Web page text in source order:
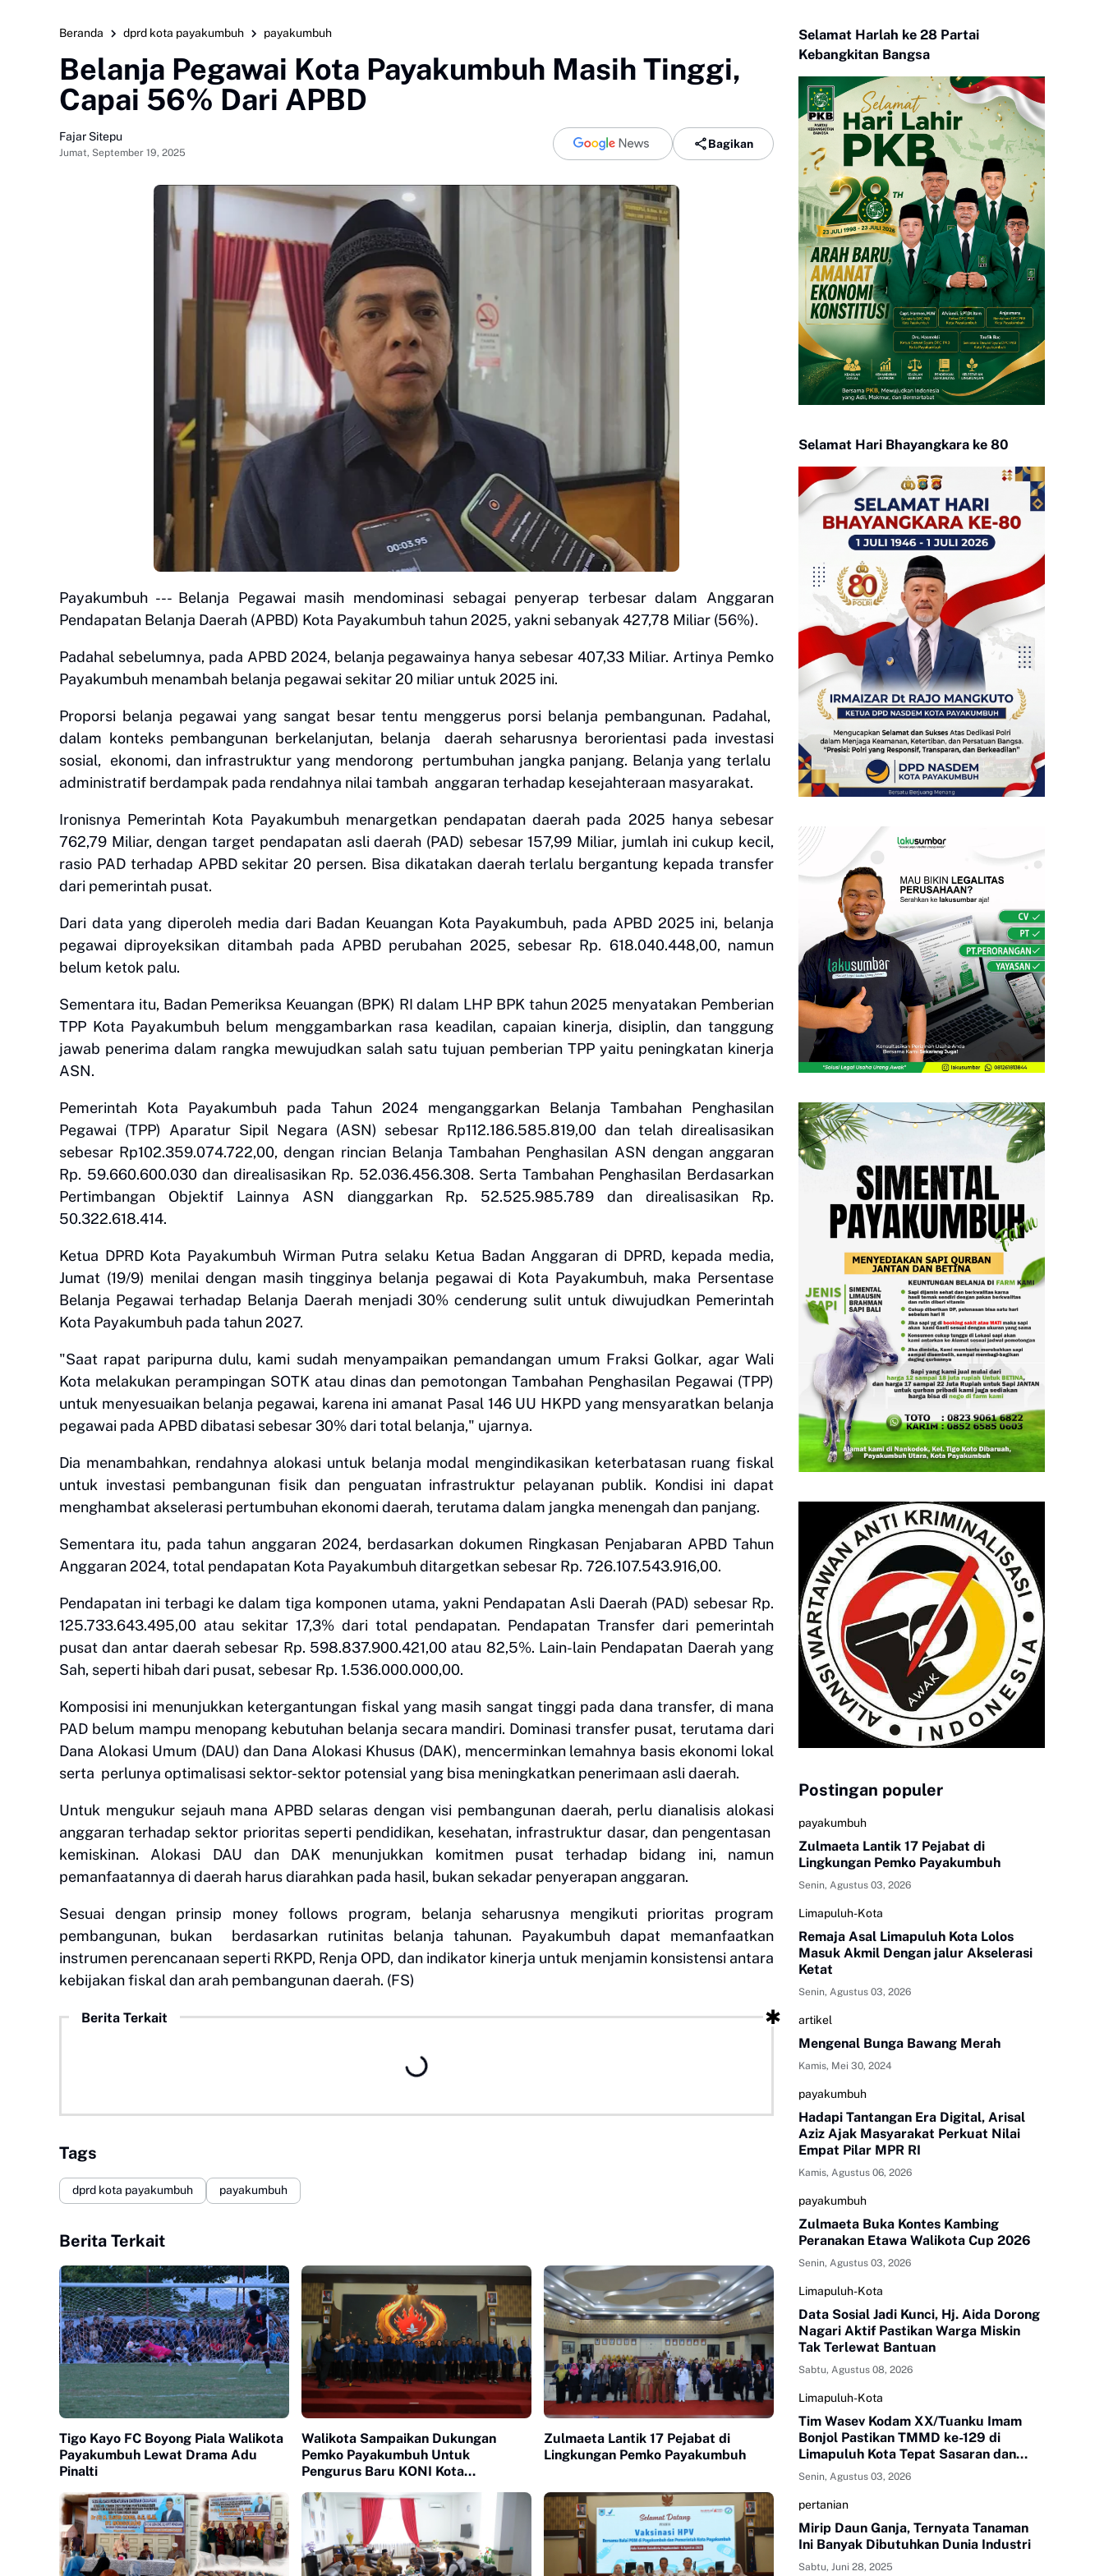
Beranda dprd kota payakumbuh payakumbuh
Belanja Pegawai Kota Payakumbuh Masih Tinggi,
Capai 56% Dari APBD
Fajar Sitepu
Jumat, September 19, 2025
Bagikan
Payakumbuh --- Belanja Pegawai masih mendominasi sebagai penyerap terbesar dalam Anggaran
Pendapatan Belanja Daerah (APBD) Kota Payakumbuh tahun 2025, yakni sebanyak 427,78 Miliar (56%).
Padahal sebelumnya, pada APBD 2024, belanja pegawainya hanya sebesar 407,33 Miliar. Artinya Pemko
Payakumbuh menambah belanja pegawai sekitar 20 miliar untuk 2025 ini.
Proporsi belanja pegawai yang sangat besar tentu menggerus porsi belanja pembangunan. Padahal,
dalam konteks pembangunan berkelanjutan, belanja daerah seharusnya berorientasi pada investasi
sosial, ekonomi, dan infrastruktur yang mendorong pertumbuhan jangka panjang. Belanja yang terlalu
administratif berdampak pada rendahnya nilai tambah anggaran terhadap kesejahteraan masyarakat.
Ironisnya Pemerintah Kota Payakumbuh menargetkan pendapatan daerah pada 2025 hanya sebesar
762,79 Miliar, dengan target pendapatan asli daerah (PAD) sebesar 157,99 Miliar, jumlah ini cukup kecil,
rasio PAD terhadap APBD sekitar 20 persen. Bisa dikatakan daerah terlalu bergantung kepada transfer
dari pemerintah pusat.
Dari data yang diperoleh media dari Badan Keuangan Kota Payakumbuh, pada APBD 2025 ini, belanja
pegawai diproyeksikan ditambah pada APBD perubahan 2025, sebesar Rp. 618.040.448,00, namun
belum ketok palu.
Sementara itu, Badan Pemeriksa Keuangan (BPK) RI dalam LHP BPK tahun 2025 menyatakan Pemberian
TPP Kota Payakumbuh belum menggambarkan rasa keadilan, capaian kinerja, disiplin, dan tanggung
jawab penerima dalam rangka mewujudkan salah satu tujuan pemberian TPP yaitu peningkatan kinerja
ASN.
Pemerintah Kota Payakumbuh pada Tahun 2024 menganggarkan Belanja Tambahan Penghasilan
Pegawai (TPP) Aparatur Sipil Negara (ASN) sebesar Rp112.186.585.819,00 dan telah direalisasikan
sebesar Rp102.359.074.722,00, dengan rincian Belanja Tambahan Penghasilan ASN dengan anggaran
Rp. 59.660.600.030 dan direalisasikan Rp. 52.036.456.308. Serta Tambahan Penghasilan Berdasarkan
Pertimbangan Objektif Lainnya ASN dianggarkan Rp. 52.525.985.789 dan direalisasikan Rp.
50.322.618.414.
Ketua DPRD Kota Payakumbuh Wirman Putra selaku Ketua Badan Anggaran di DPRD, kepada media,
Jumat (19/9) menilai dengan masih tingginya belanja pegawai di Kota Payakumbuh, maka Persentase
Belanja Pegawai terhadap Belanja Daerah menjadi 30% cenderung sulit untuk diwujudkan Pemerintah
Kota Payakumbuh pada tahun 2027.
"Saat rapat paripurna dulu, kami sudah menyampaikan pemandangan umum Fraksi Golkar, agar Wali
Kota melakukan perampingan SOTK atau dinas dan pemotongan Tambahan Penghasilan Pegawai (TPP)
untuk menyesuaikan belanja pegawai, karena ini amanat Pasal 146 UU HKPD yang mensyaratkan belanja
pegawai pada APBD dibatasi sebesar 30% dari total belanja," ujarnya.
Dia menambahkan, rendahnya alokasi untuk belanja modal mengindikasikan keterbatasan ruang fiskal
untuk investasi pembangunan fisik dan penguatan infrastruktur pelayanan publik. Kondisi ini dapat
menghambat akselerasi pertumbuhan ekonomi daerah, terutama dalam jangka menengah dan panjang.
Sementara itu, pada tahun anggaran 2024, berdasarkan dokumen Ringkasan Penjabaran APBD Tahun
Anggaran 2024, total pendapatan Kota Payakumbuh ditargetkan sebesar Rp. 726.107.543.916,00.
Pendapatan ini terbagi ke dalam tiga komponen utama, yakni Pendapatan Asli Daerah (PAD) sebesar Rp.
125.733.643.495,00 atau sekitar 17,3% dari total pendapatan. Pendapatan Transfer dari pemerintah
pusat dan antar daerah sebesar Rp. 598.837.900.421,00 atau 82,5%. Lain-lain Pendapatan Daerah yang
Sah, seperti hibah dari pusat, sebesar Rp. 1.536.000.000,00.
Komposisi ini menunjukkan ketergantungan fiskal yang masih sangat tinggi pada dana transfer, di mana
PAD belum mampu menopang kebutuhan belanja secara mandiri. Dominasi transfer pusat, terutama dari
Dana Alokasi Umum (DAU) dan Dana Alokasi Khusus (DAK), mencerminkan lemahnya basis ekonomi lokal
serta perlunya optimalisasi sektor-sektor potensial yang bisa meningkatkan penerimaan asli daerah.
Untuk mengukur sejauh mana APBD selaras dengan visi pembangunan daerah, perlu dianalisis alokasi
anggaran terhadap sektor prioritas seperti pendidikan, kesehatan, infrastruktur dasar, dan pengentasan
kemiskinan. Alokasi DAU dan DAK menunjukkan komitmen pusat terhadap bidang ini, namun
pemanfaatannya di daerah harus diarahkan pada hasil, bukan sekadar penyerapan anggaran.
Sesuai dengan prinsip money follows program, belanja seharusnya mengikuti prioritas program
pembangunan, bukan berdasarkan rutinitas belanja tahunan. Payakumbuh dapat memanfaatkan
instrumen perencanaan seperti RKPD, Renja OPD, dan indikator kinerja untuk menjamin konsistensi antara
kebijakan fiskal dan arah pembangunan daerah. (FS)
Berita Terkait
Tags
dprd kota payakumbuh payakumbuh
Berita Terkait
Tigo Kayo FC Boyong Piala Walikota
Payakumbuh Lewat Drama Adu
Pinalti
Walikota Sampaikan Dukungan
Pemko Payakumbuh Untuk
Pengurus Baru KONI Kota
Zulmaeta Lantik 17 Pejabat di
Lingkungan Pemko Payakumbuh
Selamat Harlah ke 28 Partai
Kebangkitan Bangsa
Selamat Hari Bhayangkara ke 80
Postingan populer
payakumbuh
Zulmaeta Lantik 17 Pejabat di
Lingkungan Pemko Payakumbuh
Senin, Agustus 03, 2026
Limapuluh-Kota
Remaja Asal Limapuluh Kota Lolos
Masuk Akmil Dengan jalur Akselerasi
Ketat
Senin, Agustus 03, 2026
artikel
Mengenal Bunga Bawang Merah
Kamis, Mei 30, 2024
payakumbuh
Hadapi Tantangan Era Digital, Arisal
Aziz Ajak Masyarakat Perkuat Nilai
Empat Pilar MPR RI
Kamis, Agustus 06, 2026
payakumbuh
Zulmaeta Buka Kontes Kambing
Peranakan Etawa Walikota Cup 2026
Senin, Agustus 03, 2026
Limapuluh-Kota
Data Sosial Jadi Kunci, Hj. Aida Dorong
Nagari Aktif Pastikan Warga Miskin
Tak Terlewat Bantuan
Sabtu, Agustus 08, 2026
Limapuluh-Kota
Tim Wasev Kodam XX/Tuanku Imam
Bonjol Pastikan TMMD ke-129 di
Limapuluh Kota Tepat Sasaran dan
Berkualitas
Senin, Agustus 03, 2026
pertanian
Mirip Daun Ganja, Ternyata Tanaman
Ini Banyak Dibutuhkan Dunia Industri
Sabtu, Juni 28, 2025